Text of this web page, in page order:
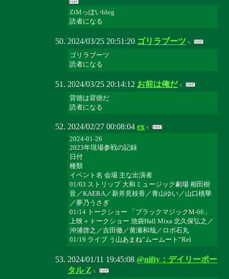
ZiMっぽいblog
読者になる
2024/03/25 20:51:20 ゴリラブーツ
ゴリラブーツ
読者になる
2024/03/25 20:14:12 お前は俺だ
背徳は背徳だ
読者になる
2024/02/27 00:08:04 ex
2024-01-26
2023年現場参戦の記録
日付
種類
イベント名 会場 主な出演者
01/03 ストリップ 大和ミュージック劇場 相田樹
音／KAERA／新井見枝香／青山ゆい／山口桃華
／夢乃うさぎ
01/14 トークショー 「ブラックマジックM-66」
上映＋トークショー 池袋Hall Mixa 北久保弘之／
沖浦啓之／吉田徹／黄瀬和哉／ロボ石丸
01/19 ライブ う山あまね”ムームート”Rel
2024/01/11 19:45:08 @nifty：デイリーポー
タル Z